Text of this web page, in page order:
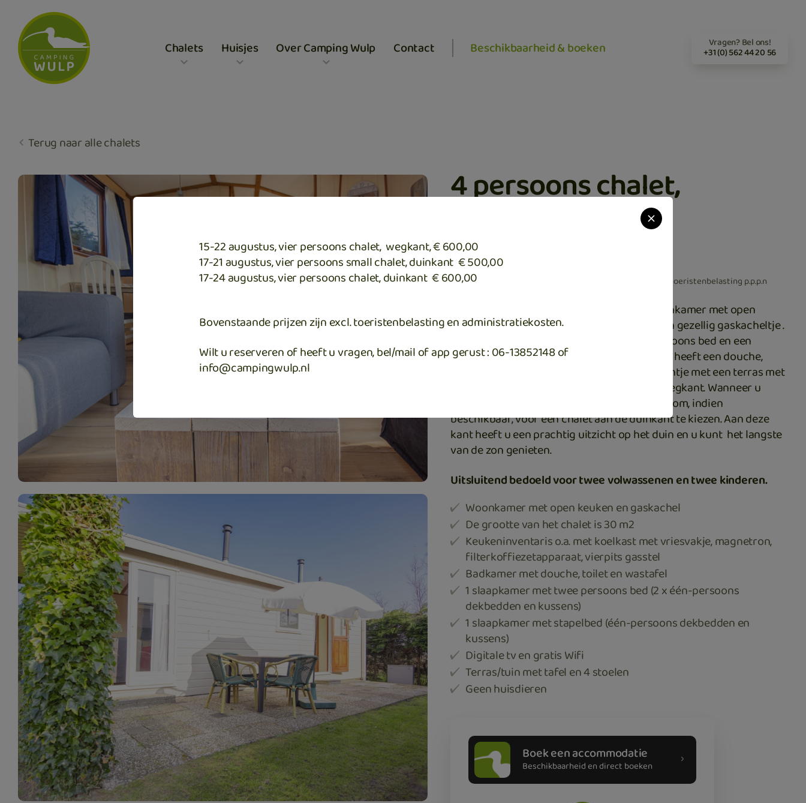
Chalets Huisjes Over Camping Wulp Contact Beschikbaarheid & boeken Vragen? Bel ons!
+31 (0) 562 44 20 56
Terug naar alle chalets
4 persoons chalet,
Al vanaf €435,- p/week
Prijzen zijn exclusief €10,- administratiekosten en € 2,50 toeristenbelasting p.p.p.n
Dit vier persoons chalet bestaat uit een woonkamer met open
keuken. Het chalet wordt verwarmd door een gezellig gaskacheltje .
Het heeft een slaapkamer met een twee persoons bed en een
slaapkamer met een stapelbed. De badkamer heeft een douche,
toilet en wastafel. Voor het terras ligt een tuintje met een terras met
tuinmeubilair. Dit chalet is gelegen aan de wegkant. Wanneer u
denkt dat de weg u hindert, is het verstandig om, indien
beschikbaar, voor een chalet aan de duinkant te kiezen. Aan deze
kant heeft u een prachtig uitzicht op het duin en u kunt het langste
van de zon genieten.
Uitsluitend bedoeld voor twee volwassenen en twee kinderen.
Woonkamer met open keuken en gaskachel
De grootte van het chalet is 30 m2
Keukeninventaris o.a. met koelkast met vriesvakje, magnetron,
filterkoffiezetapparaat, vierpits gasstel
Badkamer met douche, toilet en wastafel
1 slaapkamer met twee persoons bed (2 x één-persoons
dekbedden en kussens)
1 slaapkamer met stapelbed (één-persoons dekbedden en
kussens)
Digitale tv en gratis Wifi
Terras/tuin met tafel en 4 stoelen
Geen huisdieren
Boek een accommodatie
Beschikbaarheid en direct boeken
15-22 augustus, vier persoons chalet, wegkant, € 600,00
17-21 augustus, vier persoons small chalet, duinkant € 500,00
17-24 augustus, vier persoons chalet, duinkant € 600,00
Bovenstaande prijzen zijn excl. toeristenbelasting en administratiekosten.
Wilt u reserveren of heeft u vragen, bel/mail of app gerust : 06-13852148 of
info@campingwulp.nl